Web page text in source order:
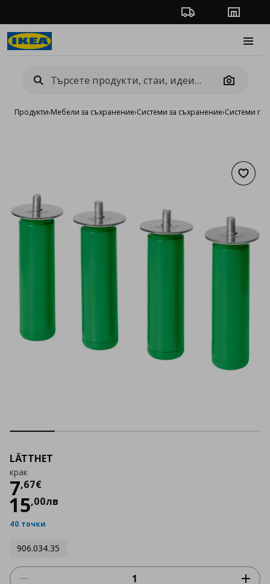
Проследяване на
Camera
Продукти›Мебели за съхранение›Системи за съхранение›Системи
LÄTTHET
крак
7,67€
Цена
15,00лв
40 точки
906.034.35